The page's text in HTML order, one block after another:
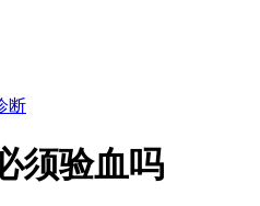
断
须验血吗